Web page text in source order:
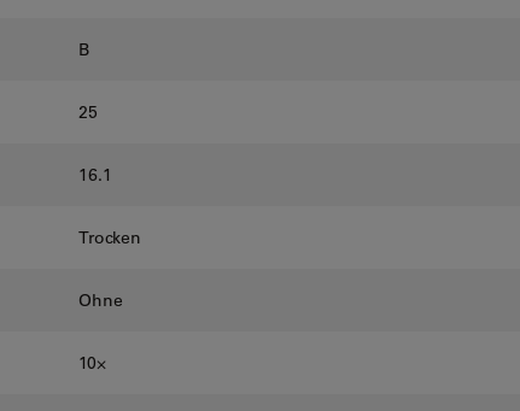
B
25
16.1
Trocken
Ohne
10⨉